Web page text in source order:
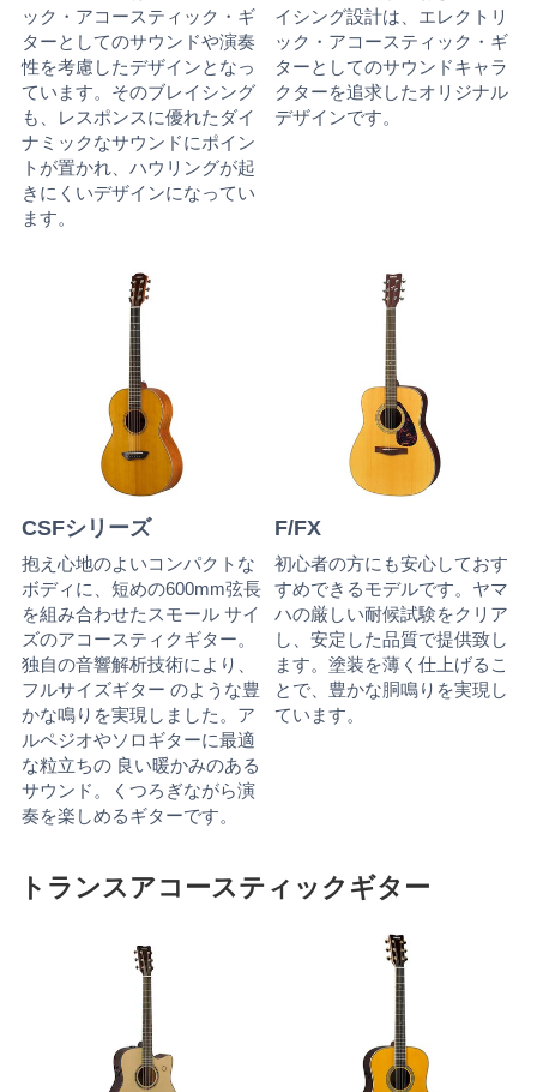
ック・アコースティック・ギ
ターとしてのサウンドや演奏
性を考慮したデザインとなっ
ています。そのブレイシング
も、レスポンスに優れたダイ
ナミックなサウンドにポイン
トが置かれ、ハウリングが起
きにくいデザインになってい
ます。
イシング設計は、エレクトリ
ック・アコースティック・ギ
ターとしてのサウンドキャラ
クターを追求したオリジナル
デザインです。
CSFシリーズ
抱え心地のよいコンパクトな
ボディに、短めの600mm弦長
を組み合わせたスモール サイ
ズのアコースティクギター。
独自の音響解析技術により、
フルサイズギター のような豊
かな鳴りを実現しました。ア
ルペジオやソロギターに最適
な粒立ちの 良い暖かみのある
サウンド。くつろぎながら演
奏を楽しめるギターです。
F/FX
初心者の方にも安心しておす
すめできるモデルです。ヤマ
ハの厳しい耐候試験をクリア
し、安定した品質で提供致し
ます。塗装を薄く仕上げるこ
とで、豊かな胴鳴りを実現し
ています。
トランスアコースティックギター